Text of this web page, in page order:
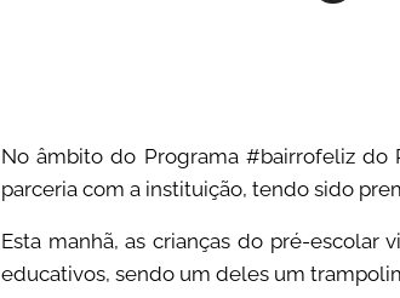
No âmbito do Programa #bairrofeliz do
parceria com a instituição, tendo sido
Esta manhã, as crianças do pré-escolar
educativos, sendo um deles um